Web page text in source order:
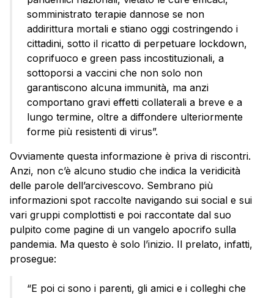
somministrato terapie dannose se non
addirittura mortali e stiano oggi costringendo i
cittadini, sotto il ricatto di perpetuare lockdown,
coprifuoco e green pass incostituzionali, a
sottoporsi a vaccini che non solo non
garantiscono alcuna immunità, ma anzi
comportano gravi effetti collaterali a breve e a
lungo termine, oltre a diffondere ulteriormente
forme più resistenti di virus”.
Ovviamente questa informazione è priva di riscontri.
Anzi, non c’è alcuno studio che indica la veridicità
delle parole dell’arcivescovo. Sembrano più
informazioni spot raccolte navigando sui social e sui
vari gruppi complottisti e poi raccontate dal suo
pulpito come pagine di un vangelo apocrifo sulla
pandemia. Ma questo è solo l’inizio. Il prelato, infatti,
prosegue:
“E poi ci sono i parenti, gli amici e i colleghi che